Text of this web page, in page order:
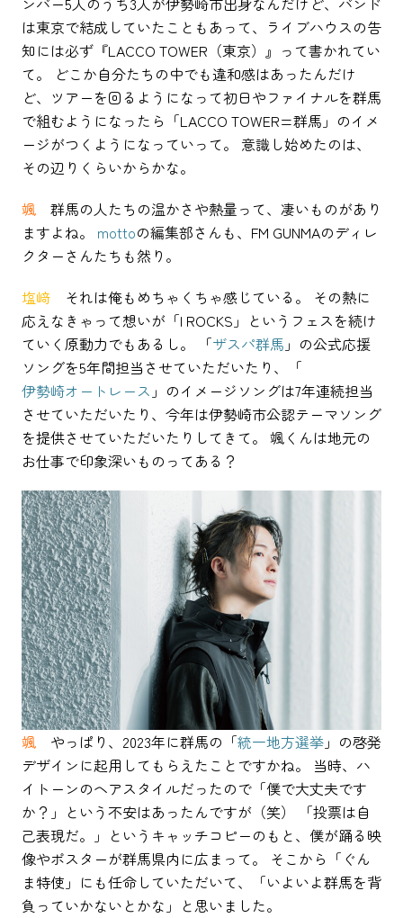
は東京で結成していたこともあって、ライブハウスの告
知には必ず『LACCO TOWER（東京）』って書かれてい
て。 どこか自分たちの中でも違和感はあったんだけ
ど、ツアーを回るようになって初日やファイナルを群馬
で組むようになったら「LACCO TOWER=群馬」のイメ
ージがつくようになっていって。 意識し始めたのは、
その辺りくらいからかな。
颯 群馬の人たちの温かさや熱量って、凄いものがあり
ますよね。 mottoの編集部さんも、FM GUNMAのディレ
クターさんたちも然り。
塩﨑 それは俺もめちゃくちゃ感じている。 その熱に
応えなきゃって想いが「I ROCKS」というフェスを続け
ていく原動力でもあるし。 「ザスパ群馬 」の公式応援
ソングを5年間担当させていただいたり、「
伊勢崎オートレース 」のイメージソングは7年連続担当
させていただいたり、今年は伊勢崎市公認テーマソング
を提供させていただいたりしてきて。 颯くんは地元の
お仕事で印象深いものってある？
颯 やっぱり、2023年に群馬の「統一地方選挙」の啓発
デザインに起用してもらえたことですかね。 当時、ハ
イトーンのヘアスタイルだったので「僕で大丈夫です
か？」という不安はあったんですが（笑） 「投票は自
己表現だ。」というキャッチコピーのもと、僕が踊る映
像やポスターが群馬県内に広まって。 そこから「ぐん
ま特使」にも任命していただいて、「いよいよ群馬を背
負っていかないとかな」と思いました。